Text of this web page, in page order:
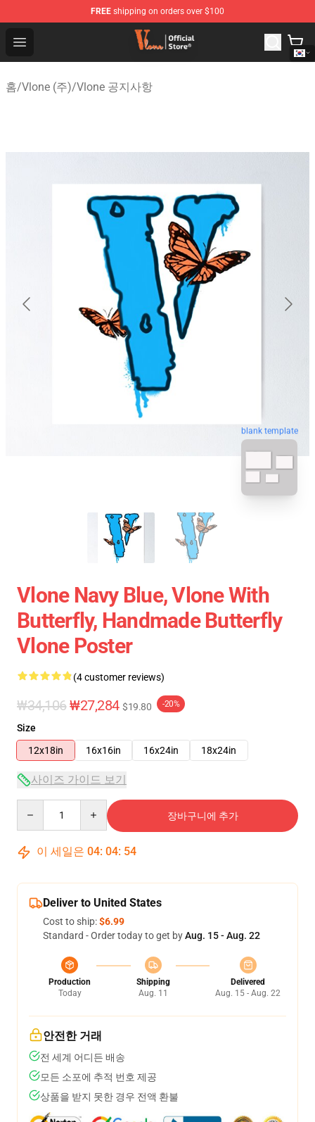
FREE shipping on orders over $100
Open menu
Vlone Shop - Official Vlone Merchandise Store
홈/Vlone (주)/Vlone 공지사항
blank template
Vlone Navy Blue, Vlone With
Butterfly, Handmade Butterfly
Vlone Poster
(4 customer reviews)
₩34,106₩27,284 $19.80 -20%
Size
12x18in
16x16in 16x24in 18x24in
사이즈 가이드 보기
장바구니에 추가
이 세일은 04: 04: 54
Deliver to United States
Cost to ship:$6.99
Standard - Order today to get byAug. 15 - Aug. 22
Production
Today
Shipping
Aug. 11
Delivered
Aug. 15 - Aug. 22
안전한 거래
전 세계 어디든 배송
모든 소포에 추적 번호 제공
상품을 받지 못한 경우 전액 환불